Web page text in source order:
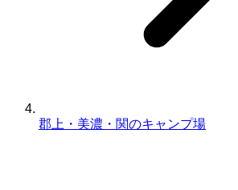
郡上・美濃・関のキャンプ場